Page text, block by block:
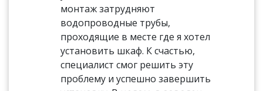
монтаж затрудняют
водопроводные трубы,
проходящие в месте где я хотел
установить шкаф. К счастью,
специалист смог решить эту
проблему и успешно завершить